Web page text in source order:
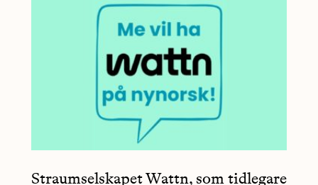
Straumselskapet Wattn, som tidlegare